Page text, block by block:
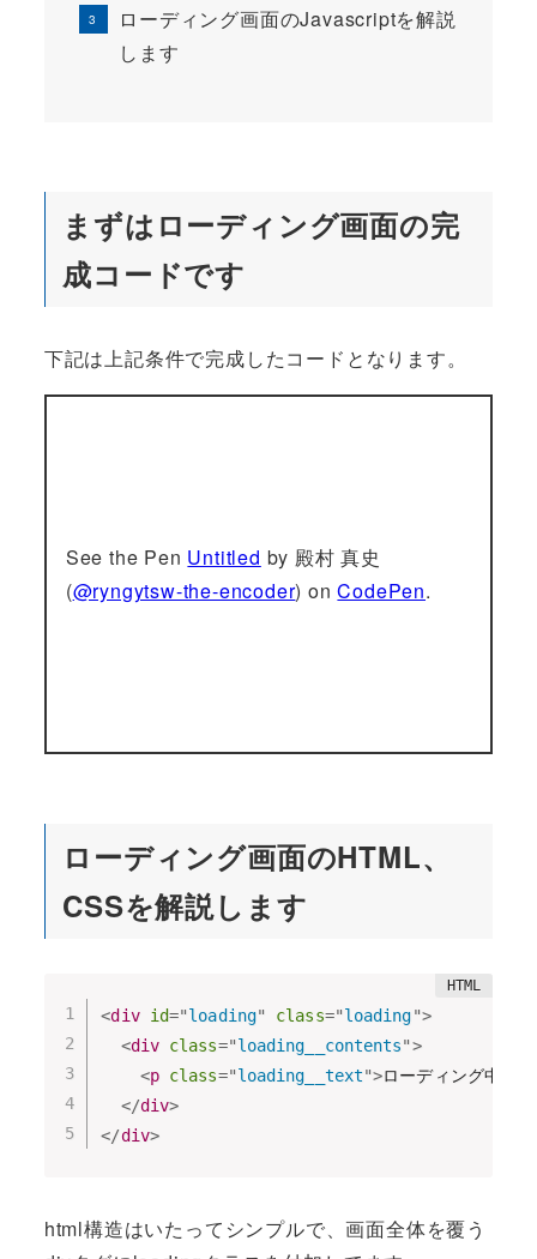
ローディング画面のJavascriptを解説
します
まずはローディング画面の完
成コードです
下記は上記条件で完成したコードとなります。
See the Pen Untitled by 殿村 真史
(@ryngytsw-the-encoder) onCodePen.
ローディング画面のHTML、
CSSを解説します
<div id="loading" class="loading">
<div class="loading__contents">
<p class="loading__text">ローディング中...
</div>
</div>
html構造はいたってシンプルで、画面全体を覆う